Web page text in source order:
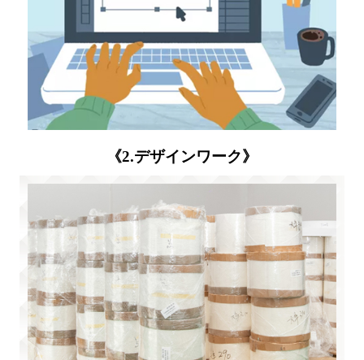
《2.デザインワーク》